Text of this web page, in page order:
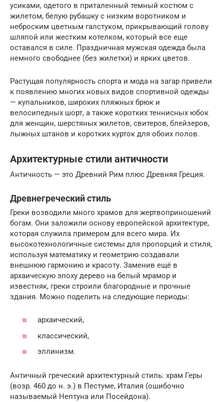
усиками, одетого в приталенный темный костюм с
жилетом, белую рубашку с низким воротником и
неброским цветным галстуком, прикрывающий голову
шляпой или жестким котелком, который все еще
оставался в силе. Праздничная мужская одежда была
немного свободнее (без жилетки) и ярких цветов.
Растущая популярность спорта и мода на загар привели
к появлению многих новых видов спортивной одежды
— купальников, широких пляжных брюк и
велосипедных шорт, а также коротких теннисных юбок
для женщин, шерстяных жилетов, свитеров, блейзеров,
лыжных штанов и коротких курток для обоих полов.
Архитектурные стили античности
Античность — это Древний Рим плюс Древняя Греция.
Древнегреческий стиль
Греки возводили много храмов для жертвоприношений
богам. Они заложили основу европейской архитектуре,
которая служила примером для всего мира. Их
высокотехнологичные системы для пропорций и стиля,
используя математику и геометрию создавали
внешнюю гармонию и красоту. Заменив ещё в
архаическую эпоху дерево на белый мрамор и
известняк, греки строили благородные и прочные
здания. Можно поделить на следующие периоды:
архаический,
классический,
эллинизм.
Античный греческий архитектурный стиль: храм Геры
(возр. 460 до н. э.) в Пестуме, Италия (ошибочно
называемый Нептуна или Посейдона).